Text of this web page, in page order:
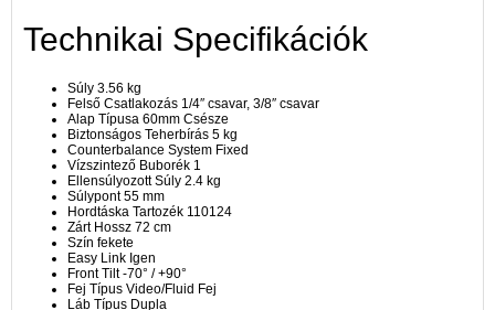
Technikai Specifikációk
Súly 3.56 kg
Felső Csatlakozás 1/4″ csavar, 3/8″ csavar
Alap Típusa 60mm Csésze
Biztonságos Teherbírás 5 kg
Counterbalance System Fixed
Vízszintező Buborék 1
Ellensúlyozott Súly 2.4 kg
Súlypont 55 mm
Hordtáska Tartozék 110124
Zárt Hossz 72 cm
Szín fekete
Easy Link Igen
Front Tilt -70° / +90°
Fej Típus Video/Fluid Fej
Láb Típus Dupla